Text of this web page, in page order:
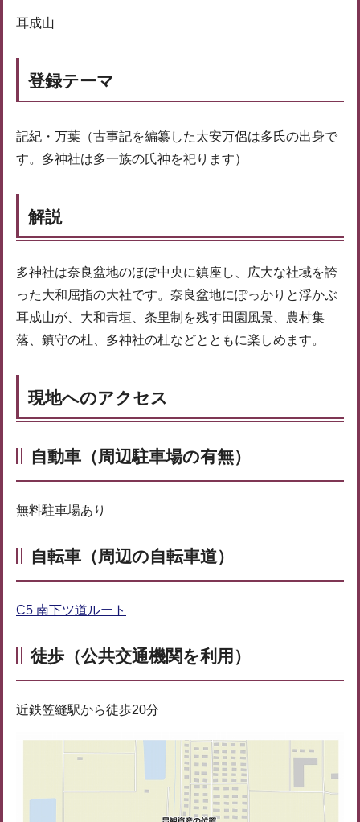
耳成山
登録テーマ
記紀・万葉（古事記を編纂した太安万侶は多氏の出身で
す。多神社は多一族の氏神を祀ります）
解説
多神社は奈良盆地のほぼ中央に鎮座し、広大な社域を誇
った大和屈指の大社です。奈良盆地にぽっかりと浮かぶ
耳成山が、大和青垣、条里制を残す田園風景、農村集
落、鎮守の杜、多神社の杜などとともに楽しめます。
現地へのアクセス
自動車（周辺駐車場の有無）
無料駐車場あり
自転車（周辺の自転車道）
C5 南下ツ道ルート
徒歩（公共交通機関を利用）
近鉄笠縫駅から徒歩20分